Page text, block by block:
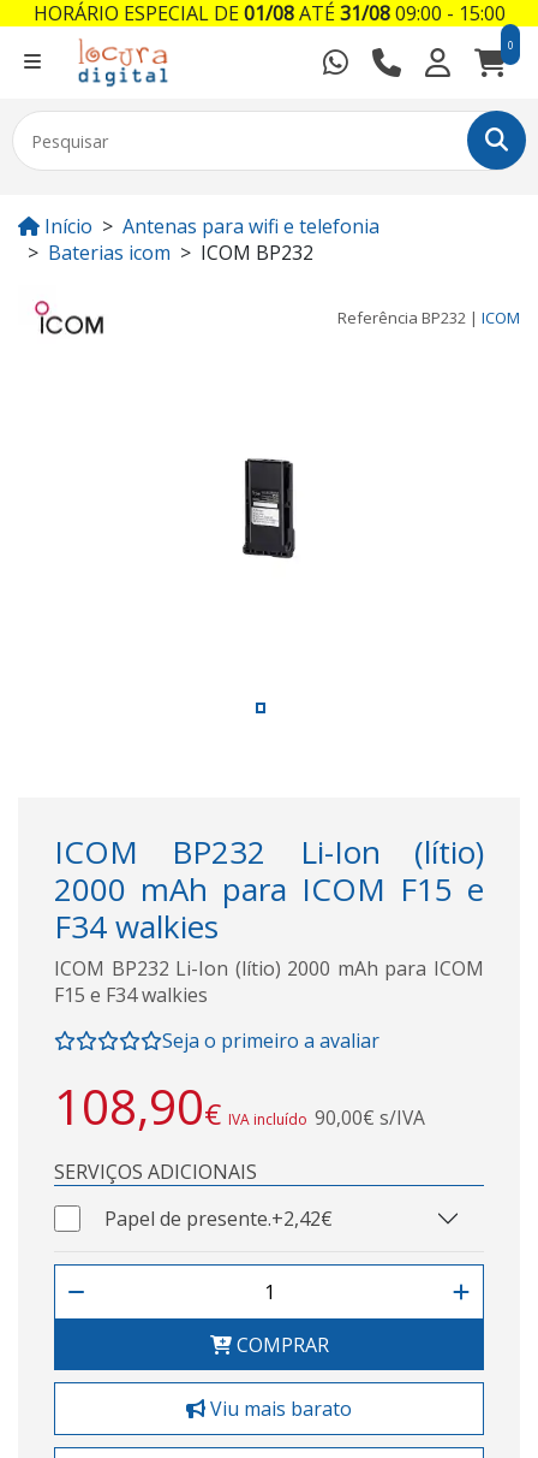
0
Início
Antenas para wifi e telefonia
Baterias icom
ICOM BP232
Referência BP232 | ICOM
ICOM BP232 Li-Ion (lítio)
2000 mAh para ICOM F15 e
F34 walkies
ICOM BP232 Li-Ion (lítio) 2000 mAh para ICOM
F15 e F34 walkies
Seja o primeiro a avaliar
108,90€ IVA incluído 90,00€ s/IVA
SERVIÇOS ADICIONAIS
Papel de presente.+2,42€
COMPRAR
Viu mais barato
HORÁRIO ESPECIAL DE01/08ATÉ31/0809:00 - 15:00